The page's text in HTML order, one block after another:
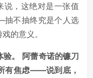
说，这绝对是一张值
不抽终究是个人选
的意义。
。
阿蕾奇诺的镰刀
有焦虑——说到底，